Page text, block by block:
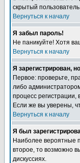
скрытый
Вернуться к началу
Я забыл пароль!
Не паникуйте! Хотя
Вернуться к началу
Я зарегистрирован,
Первое: проверьте,
либо
процесс регистрации,
Если же вы уверены,
Вернуться к началу
Я был
Наиболее вероятные
второе, то возможно
дискуссиях.